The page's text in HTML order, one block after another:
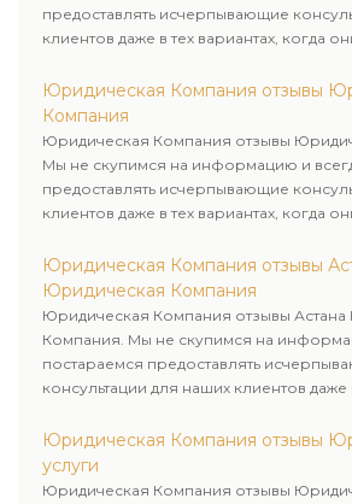
предоставлять исчерпывающие
клиентов даже в тех вариантах, когда
пользовались юридическими услугами
Юридическая Компания отзывы
Компания
Юридическая Компания отзывы
Мы не скупимся на информацию и
предоставлять исчерпывающие
клиентов даже в тех вариантах, когда
пользовались юридическими услугами
Юридическая Компания отзывы
Юридическая Компания
Юридическая Компания отзывы
Компания. Мы не скупимся на
постараемся предоставлять
консультации для наших клиентов даже
нашей компании.
Юридическая Компания отзывы
услуги
Юридическая Компания отзывы